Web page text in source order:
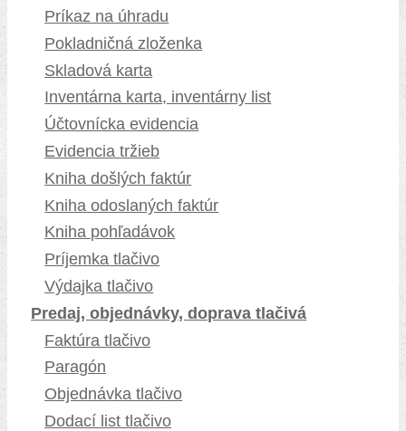
Príkaz na úhradu
Pokladničná zloženka
Skladová karta
Inventárna karta, inventárny list
Účtovnícka evidencia
Evidencia tržieb
Kniha došlých faktúr
Kniha odoslaných faktúr
Kniha pohľadávok
Príjemka tlačivo
Výdajka tlačivo
Predaj, objednávky, doprava tlačivá
Faktúra tlačivo
Paragón
Objednávka tlačivo
Dodací list tlačivo